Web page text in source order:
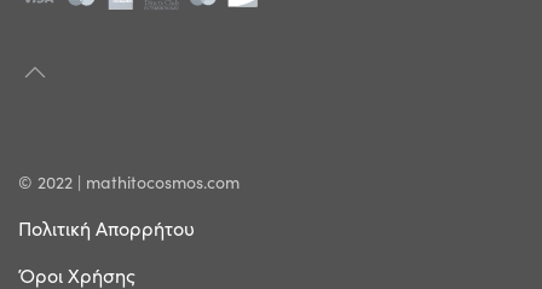
© 2022 | mathitocosmos.com
Πολιτική Απορρήτου
Όροι Χρήσης